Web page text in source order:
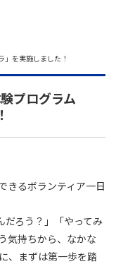
を実施しました！
プログラム
きるボランティア一日
だろう？」「やってみ
気持ちから、なかな
、まずは第一歩を踏